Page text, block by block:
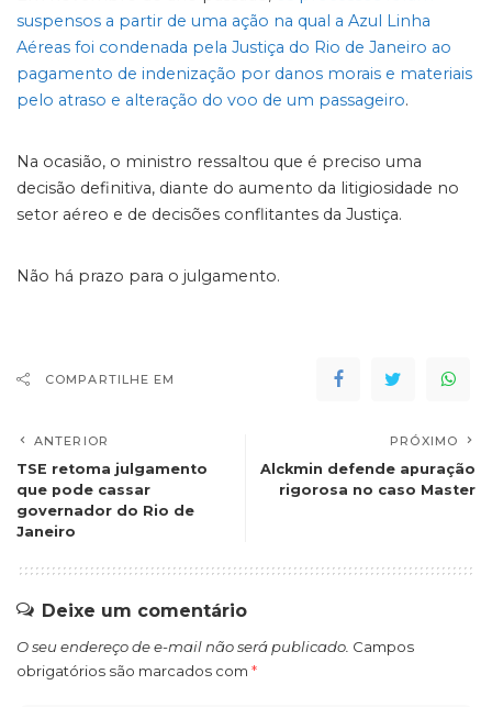
suspensos a partir de uma ação na qual a Azul Linha
Aéreas foi condenada pela Justiça do Rio de Janeiro ao
pagamento de indenização por danos morais e materiais
pelo atraso e alteração do voo de um passageiro.
Na ocasião, o ministro ressaltou que é preciso uma
decisão definitiva, diante do aumento da litigiosidade no
setor aéreo e de decisões conflitantes da Justiça.
Não há prazo para o julgamento.
COMPARTILHE EM
ANTERIOR
TSE retoma julgamento
que pode cassar
governador do Rio de
Janeiro
PRÓXIMO
Alckmin defende apuração
rigorosa no caso Master
Deixe um comentário
O seu endereço de e-mail não será publicado. Campos
obrigatórios são marcados com *